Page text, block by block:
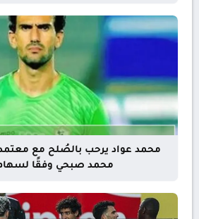
محمد عواد يرحب بالصُلح مع
محمد صبحي وفقًا